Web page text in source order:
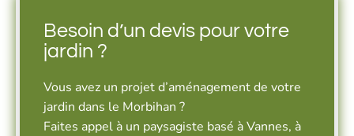
Besoin d’un devis pour votre
jardin ?
Vous avez un projet d’aménagement de votre
jardin dans le Morbihan ?
Faites appel à un paysagiste basé à Vannes, à